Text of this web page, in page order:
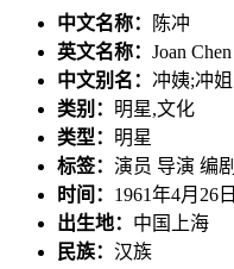
中文名称：
陈冲
英文名称： Joan Chen
中文别名： 冲姨;冲姐
类别： 明星,文化
类型： 明星
标签： 演员 导演 编剧
时间： 1961年4月26日
出生地： 中国上海
民族： 汉族